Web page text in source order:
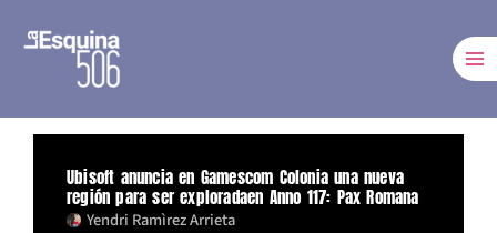
Ubisoft anuncia en Gamescom Colonia una nueva
región para ser exploradaen Anno 117: Pax Romana
Yendri Ramìrez Arrieta